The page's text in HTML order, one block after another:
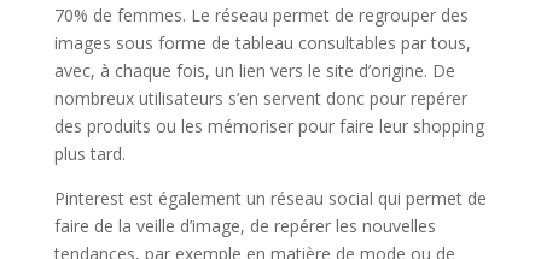
70% de femmes. Le réseau permet de regrouper des
images sous forme de tableau consultables par tous,
avec, à chaque fois, un lien vers le site d’origine. De
nombreux utilisateurs s’en servent donc pour repérer
des produits ou les mémoriser pour faire leur shopping
plus tard.
Pinterest est également un réseau social qui permet de
faire de la veille d’image, de repérer les nouvelles
tendances, par exemple en matière de mode ou de